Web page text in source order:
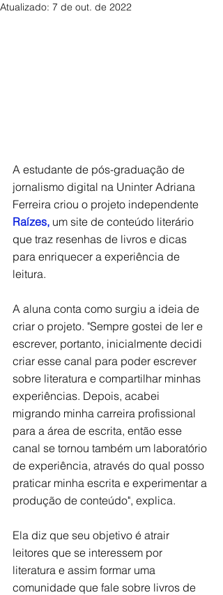
Atualizado: 7 de out. de 2022
A estudante de pós-graduação de
jornalismo digital na Uninter Adriana
Ferreira criou o projeto independente
Raízes, um site de conteúdo literário
que traz resenhas de livros e dicas
para enriquecer a experiência de
leitura.
A aluna conta como surgiu a ideia de
criar o projeto. "Sempre gostei de ler e
escrever, portanto, inicialmente decidi
criar esse canal para poder escrever
sobre literatura e compartilhar minhas
experiências. Depois, acabei
migrando minha carreira profissional
para a área de escrita, então esse
canal se tornou também um laboratório
de experiência, através do qual posso
praticar minha escrita e experimentar a
produção de conteúdo", explica.
Ela diz que seu objetivo é atrair
leitores que se interessem por
literatura e assim formar uma
comunidade que fale sobre livros de